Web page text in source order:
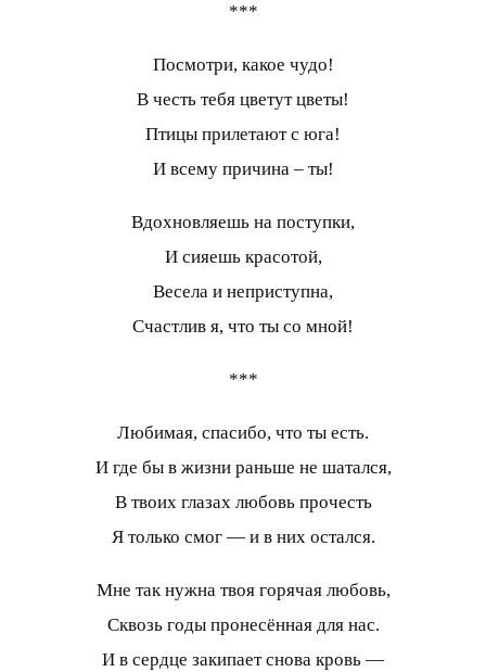
***
Посмотри, какое чудо!
В честь тебя цветут цветы!
Птицы прилетают с юга!
И всему причина – ты!
Вдохновляешь на поступки,
И сияешь красотой,
Весела и неприступна,
Счастлив я, что ты со мной!
***
Любимая, спасибо, что ты есть.
И где бы в жизни раньше не шатался,
В твоих глазах любовь прочесть
Я только смог — и в них остался.
Мне так нужна твоя горячая любовь,
Сквозь годы пронесённая для нас.
И в сердце закипает снова кровь —